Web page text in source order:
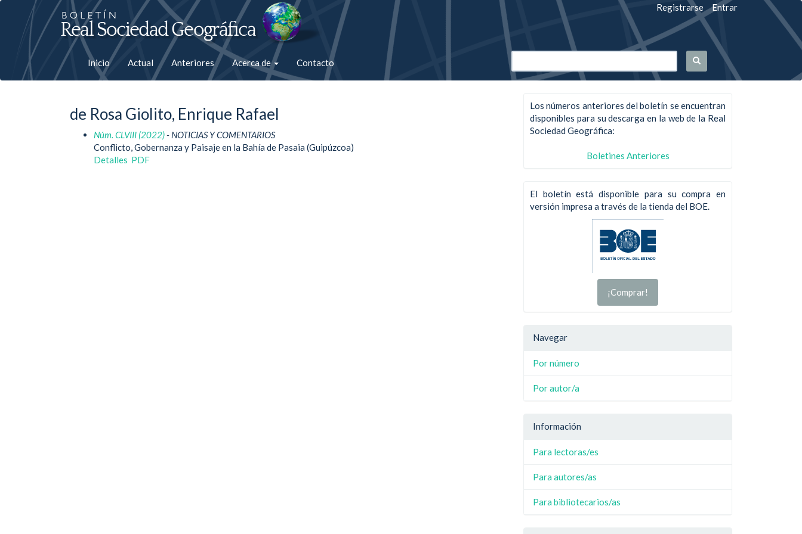
Salto
rápiso
la
Registrarse Entrar
Inicio Actual Anteriores Acerca de Contacto
de Rosa Giolito, Enrique Rafael
Núm. CLVIII (2022)- NOTICIAS Y COMENTARIOS
Conflicto, Gobernanza y Paisaje en la Bahía de Pasaia (Guipúzcoa)
Detalles PDF
Los números anteriores del boletín se encuentran
disponibles para su descarga en la web de la Real
Sociedad Geográfica:
Boletines Anteriores
El boletín está disponible para su compra en
versión impresa a través de la tienda del BOE.
¡Comprar!
Navegar
Por número
Por autor/a
Información
Para lectoras/es
Para autores/as
Para bibliotecarios/as